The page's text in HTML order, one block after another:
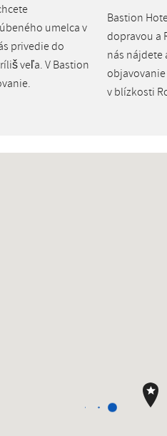
umelca v
privedie do
veľa. V Bastion
Bastion
dopravou a
nás nájdete
v blízkosti